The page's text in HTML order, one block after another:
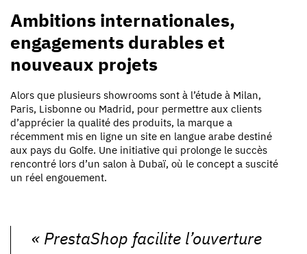
Ambitions internationales,
engagements durables et
nouveaux projets
Alors que plusieurs showrooms sont à l’étude à Milan,
Paris, Lisbonne ou Madrid, pour permettre aux clients
d’apprécier la qualité des produits, la marque a
récemment mis en ligne un site en langue arabe destiné
aux pays du Golfe. Une initiative qui prolonge le succès
rencontré lors d’un salon à Dubaï, où le concept a suscité
un réel engouement.
« PrestaShop facilite l’ouverture